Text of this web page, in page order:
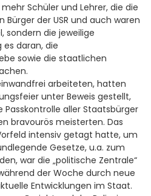
Schüler und Lehrer, die die
Bürger der USR und auch waren
sondern die jeweilige
es daran, die
sowie die staatlichen
arbeiteten, hatten
unter Beweis gestellt,
aller Staatsbürger
bravourös meisterten. Das
intensiv getagt hatte, um
Gesetze, u.a. zum
war die „politische Zentrale“
der Woche durch neue
Entwicklungen im Staat.